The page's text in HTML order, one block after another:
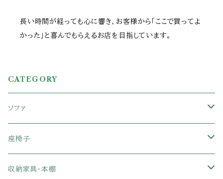
長い時間が経っても心に響き、お客様から「ここで買ってよ
かった」と喜んでもらえるお店を目指しています。
CATEGORY
ソファ
1人掛けソファ
2人掛けソファ
座椅子
1人掛け座椅子
収納家具・本棚